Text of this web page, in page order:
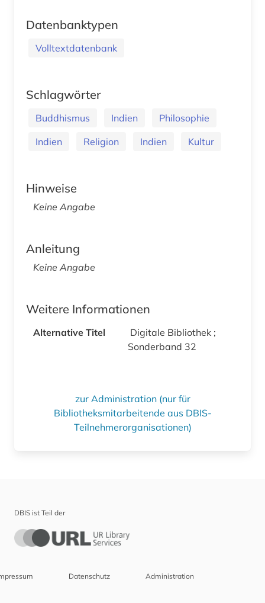
Datenbanktypen
Volltextdatenbank
Schlagwörter
Buddhismus Indien
Philosophie
Indien
Religion Indien Kultur
Hinweise
Keine Angabe
Anleitung
Keine Angabe
Weitere Informationen
Alternative Titel
Digitale Bibliothek ;
Sonderband 32
zur Administration (nur für
Bibliotheksmitarbeitende aus DBIS-
Teilnehmerorganisationen)
DBIS ist Teil der
Datenschutz Administration